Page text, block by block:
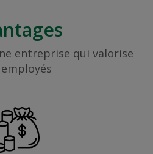
entreprise qui valorise